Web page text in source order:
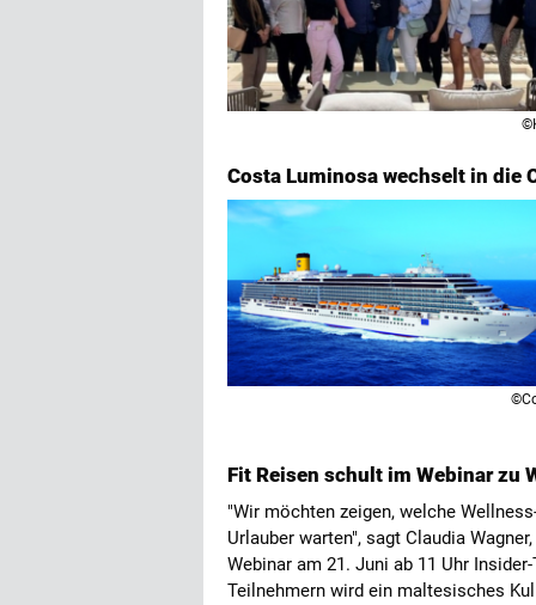
Costa Luminosa wechselt in die
Fit Reisen schult im Webinar zu
"Wir möchten zeigen, welche
Urlauber warten", sagt Claudia
Webinar am 21. Juni ab 11 Uhr
Teilnehmern wird ein maltesisches